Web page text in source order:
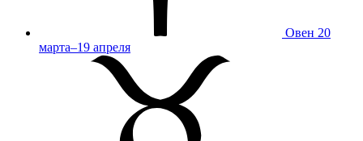
Овен 20
марта–19 апреля